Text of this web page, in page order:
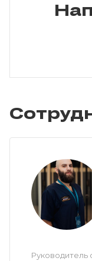
Руководитель